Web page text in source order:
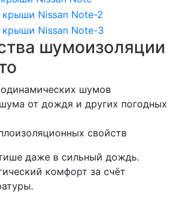
шумоизоляции
шумов
от дождя и других погодных
свойств
даже в сильный дождь.
комфорт за счёт